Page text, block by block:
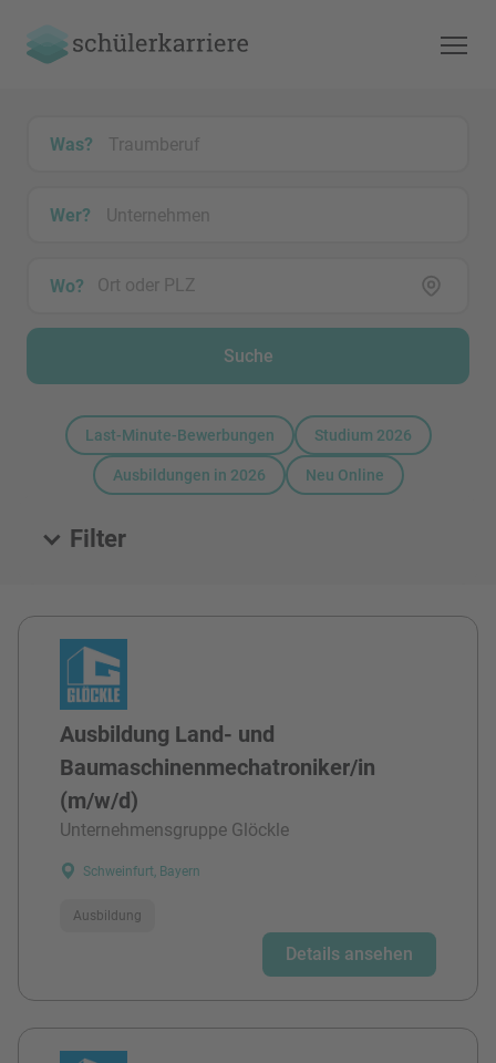
Was?
Wer?
Wo?
Suche
Last-Minute-Bewerbungen Studium 2026
Ausbildungen in 2026 Neu Online
Filter
Alle Stellen
Ausbildung Land- und
Baumaschinenmechatroniker/in
(m/w/d)
Unternehmensgruppe Glöckle
Schweinfurt, Bayern
Ausbildung
Details ansehen